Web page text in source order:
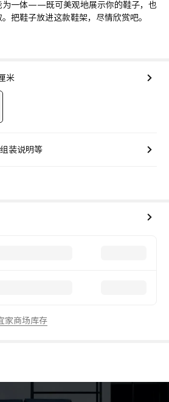
为一体——既可美观地展示你的鞋子，也
把鞋子放进这款鞋架，尽情欣赏吧。
米
装说明等
家商场库存